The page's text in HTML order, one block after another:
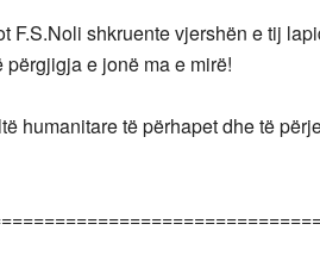
F.S.Noli shkruente vjershën e tij
e jonë ma e mirë!
humanitare të përhapet dhe të